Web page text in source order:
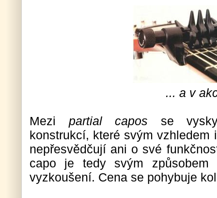
... a v
Mezi partial capos se
konstrukcí, které svým
nepřesvědčují ani o své
capo je tedy svým
vyzkoušení. Cena se pohybuje